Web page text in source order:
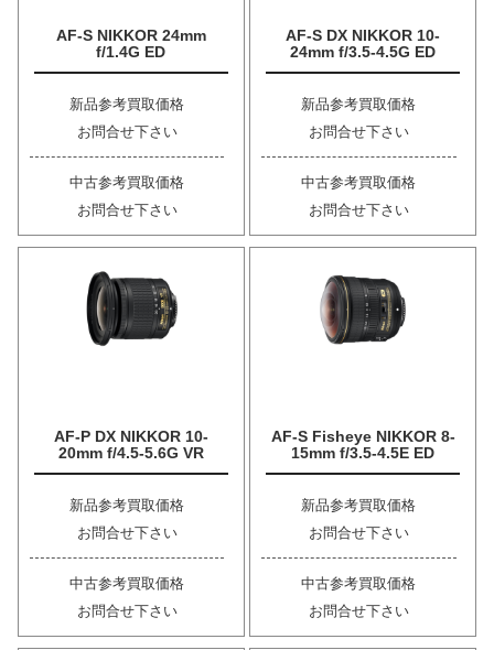
AF-S NIKKOR 24mm
f/1.4G ED
新品参考買取価格
お問合せ下さい
中古参考買取価格
お問合せ下さい
AF-S DX NIKKOR 10-
24mm f/3.5-4.5G ED
新品参考買取価格
お問合せ下さい
中古参考買取価格
お問合せ下さい
AF-P DX NIKKOR 10-
20mm f/4.5-5.6G VR
新品参考買取価格
お問合せ下さい
中古参考買取価格
お問合せ下さい
AF-S Fisheye NIKKOR 8-
15mm f/3.5-4.5E ED
新品参考買取価格
お問合せ下さい
中古参考買取価格
お問合せ下さい